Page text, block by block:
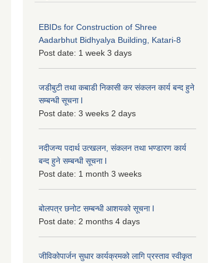
EBIDs for Construction of Shree
Aadarbhut Bidhyalya Building, Katari-8
Post date: 1 week 3 days
जडीबुटी तथा कबाडी निकासी कर संकलन कार्य बन्द हुने
सम्बन्धी सूचना l
Post date: 3 weeks 2 days
नदीजन्य पदार्थ उत्खलन, संकलन तथा भण्डारण कार्य
बन्द हुने सम्बन्धी सूचना l
Post date: 1 month 3 weeks
बोलपत्र छनोट सम्बन्धी आशयको सूचना l
Post date: 2 months 4 days
जीविकोपार्जन सुधार कार्यक्रमको लागि प्रस्ताव स्वीकृत